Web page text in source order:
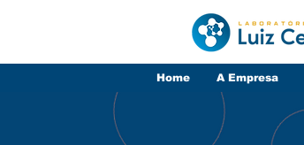
Home A Empresa